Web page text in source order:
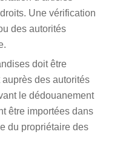
Une vérification
des autorités
doit être
des autorités
le dédouanement
être importées dans
du propriétaire des